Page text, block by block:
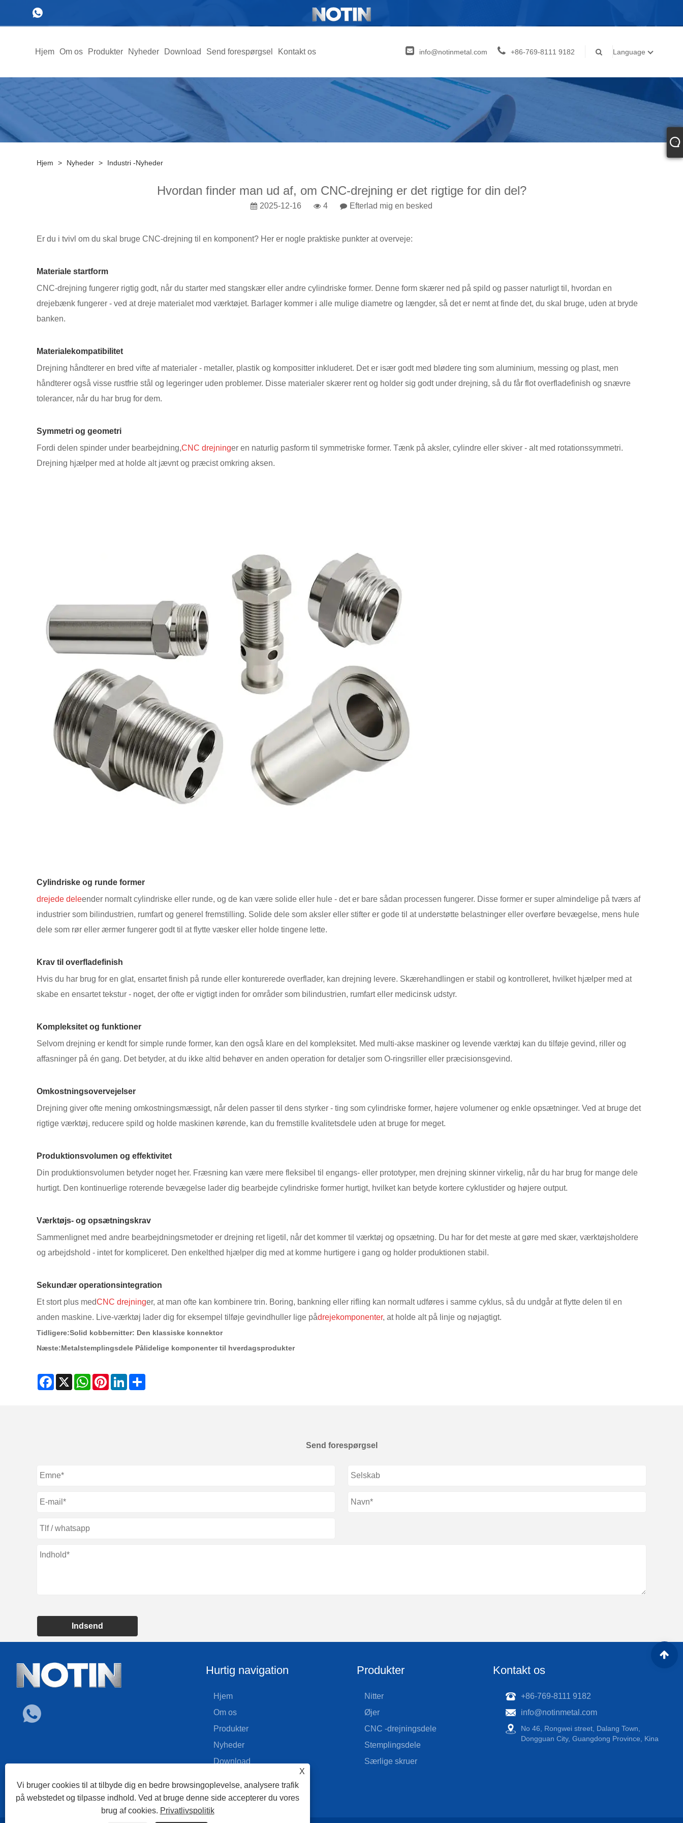
Hjem Om os Produkter Nyheder Download Send forespørgsel Kontakt os info@notinmetal.com +86-769-8111 9182 Language
Hjem > Nyheder > Industri -nyheder
Hvordan finder man ud af, om CNC-drejning er det rigtige for din del?
2025-12-16 4 Efterlad mig en besked
Er du i tvivl om du skal bruge CNC-drejning til en komponent? Her er nogle praktiske punkter at overveje:
Materiale startform
CNC-drejning fungerer rigtig godt, når du starter med stangskær eller andre cylindriske former. Denne form skærer ned på spild og passer naturligt til, hvordan en
drejebænk fungerer - ved at dreje materialet mod værktøjet. Barlager kommer i alle mulige diametre og længder, så det er nemt at finde det, du skal bruge, uden at bryde
banken.
Materialekompatibilitet
Drejning håndterer en bred vifte af materialer - metaller, plastik og kompositter inkluderet. Det er især godt med blødere ting som aluminium, messing og plast, men
håndterer også visse rustfrie stål og legeringer uden problemer. Disse materialer skærer rent og holder sig godt under drejning, så du får flot overfladefinish og snævre
tolerancer, når du har brug for dem.
Symmetri og geometri
Fordi delen spinder under bearbejdning,CNC drejninger en naturlig pasform til symmetriske former. Tænk på aksler, cylindre eller skiver - alt med rotationssymmetri.
Drejning hjælper med at holde alt jævnt og præcist omkring aksen.
Cylindriske og runde former
drejede deleender normalt cylindriske eller runde, og de kan være solide eller hule - det er bare sådan processen fungerer. Disse former er super almindelige på tværs af
industrier som bilindustrien, rumfart og generel fremstilling. Solide dele som aksler eller stifter er gode til at understøtte belastninger eller overføre bevægelse, mens hule
dele som rør eller ærmer fungerer godt til at flytte væsker eller holde tingene lette.
Krav til overfladefinish
Hvis du har brug for en glat, ensartet finish på runde eller konturerede overflader, kan drejning levere. Skærehandlingen er stabil og kontrolleret, hvilket hjælper med at
skabe en ensartet tekstur - noget, der ofte er vigtigt inden for områder som bilindustrien, rumfart eller medicinsk udstyr.
Kompleksitet og funktioner
Selvom drejning er kendt for simple runde former, kan den også klare en del kompleksitet. Med multi-akse maskiner og levende værktøj kan du tilføje gevind, riller og
affasninger på én gang. Det betyder, at du ikke altid behøver en anden operation for detaljer som O-ringsriller eller præcisionsgevind.
Omkostningsovervejelser
Drejning giver ofte mening omkostningsmæssigt, når delen passer til dens styrker - ting som cylindriske former, højere volumener og enkle opsætninger. Ved at bruge det
rigtige værktøj, reducere spild og holde maskinen kørende, kan du fremstille kvalitetsdele uden at bruge for meget.
Produktionsvolumen og effektivitet
Din produktionsvolumen betyder noget her. Fræsning kan være mere fleksibel til engangs- eller prototyper, men drejning skinner virkelig, når du har brug for mange dele
hurtigt. Den kontinuerlige roterende bevægelse lader dig bearbejde cylindriske former hurtigt, hvilket kan betyde kortere cyklustider og højere output.
Værktøjs- og opsætningskrav
Sammenlignet med andre bearbejdningsmetoder er drejning ret ligetil, når det kommer til værktøj og opsætning. Du har for det meste at gøre med skær, værktøjsholdere
og arbejdshold - intet for kompliceret. Den enkelthed hjælper dig med at komme hurtigere i gang og holder produktionen stabil.
Sekundær operationsintegration
Et stort plus medCNC drejninger, at man ofte kan kombinere trin. Boring, bankning eller rifling kan normalt udføres i samme cyklus, så du undgår at flytte delen til en
anden maskine. Live-værktøj lader dig for eksempel tilføje gevindhuller lige pådrejekomponenter, at holde alt på linje og nøjagtigt.
Tidligere:Solid kobbernitter: Den klassiske konnektor
Næste:Metalstemplingsdele Pålidelige komponenter til hverdagsprodukter
Facebook
X WhatsAppPinterestLinkedIn
Send forespørgsel
Indsend
X
Vi bruger cookies til at tilbyde dig en bedre browsingoplevelse, analysere trafik
på webstedet og tilpasse indhold. Ved at bruge denne side accepterer du vores
brug af cookies. Privatlivspolitik
Hurtig navigation
Hjem
Om os
Produkter
Nyheder
Download
Kontakt os
Produkter
Nitter
Øjer
CNC -drejningsdele
Stemplingsdele
Særlige skruer
Kontakt os
+86-769-8111 9182
info@notinmetal.com
No 46, Rongwei street, Dalang Town,
Dongguan City, Guangdong Province, Kina